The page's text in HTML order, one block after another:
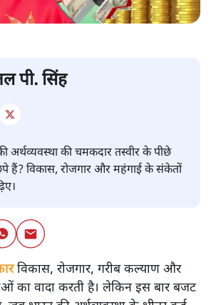
पी. सिंह
की चमकदार तस्वीर के पीछे
हैं? विकास, रोजगार और महंगाई के संकेतों
विकास, रोजगार, गरीब कल्याण और
का वादा करती है। लेकिन इस बार बजट